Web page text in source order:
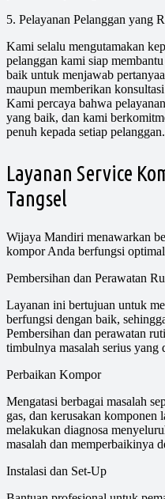
5. Pelayanan Pelanggan yang
Kami selalu mengutamakan
pelanggan kami siap
baik untuk menjawab
maupun memberikan
Kami percaya bahwa
yang baik, dan kami
penuh kepada setiap pelanggan.
Layanan Service
Tangsel
Wijaya Mandiri menawarkan
kompor Anda berfungsi
Pembersihan dan Perawatan
Layanan ini bertujuan untuk
berfungsi dengan baik,
Pembersihan dan perawatan
timbulnya masalah serius yang
Perbaikan Kompor
Mengatasi berbagai masalah
gas, dan kerusakan komponen
melakukan diagnosa
masalah dan memperbaikinya
Instalasi dan Set-Up